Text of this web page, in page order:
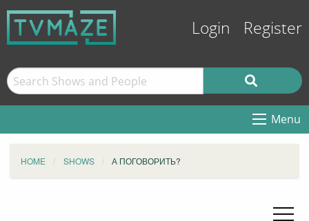
Login Register
Menu
HOME SHOWS А ПОГОВОРИТЬ?